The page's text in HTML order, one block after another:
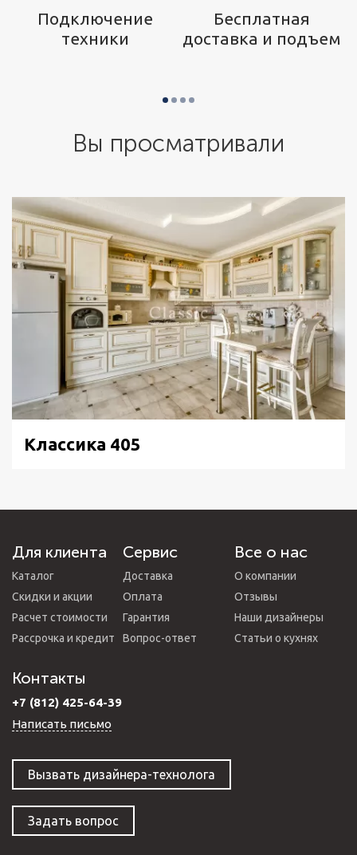
Подключение
техники
Бесплатная
доставка и подъем
Вы просматривали
Классика 405
Для клиента
Каталог
Скидки и акции
Расчет стоимости
Рассрочка и кредит
Сервис
Доставка
Оплата
Гарантия
Вопрос-ответ
Все о нас
О компании
Отзывы
Наши дизайнеры
Статьи о кухнях
Контакты
+7 (812) 425-64-39
Написать письмо
Вызвать дизайнера-технолога
Задать вопрос